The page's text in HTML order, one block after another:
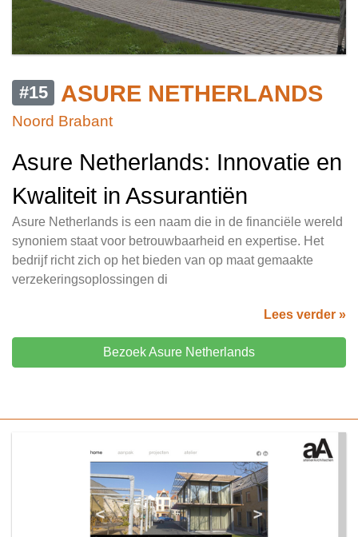
#15 ASURE NETHERLANDS
Noord Brabant
Asure Netherlands: Innovatie en
Kwaliteit in Assurantiën
Asure Netherlands is een naam die in de financiële wereld
synoniem staat voor betrouwbaarheid en expertise. Het
bedrijf richt zich op het bieden van op maat gemaakte
verzekeringsoplossingen di
Lees verder »
Bezoek Asure Netherlands